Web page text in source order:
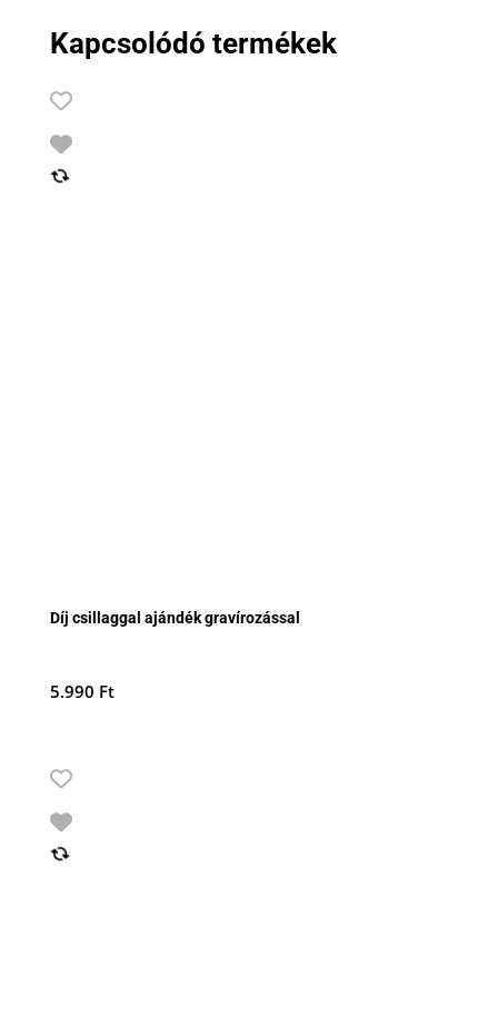
Kapcsolódó termékek
Díj csillaggal ajándék gravírozással
5.990 Ft